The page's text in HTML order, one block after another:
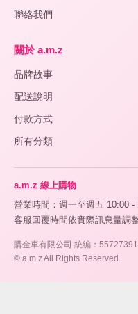
聯絡我們
關於 a.m.z
品牌故事
配送說明
付款方式
所有分類
a.m.z 線上購物
營業時間：週一至週五 10:00 -
客服回覆時間依實際訊息量調
購金車有限公司 統編：55727391
© a.m.z All Rights Reserved.